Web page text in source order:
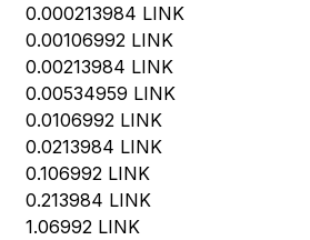
0.000213984 LINK
0.00106992 LINK
0.00213984 LINK
0.00534959 LINK
0.0106992 LINK
0.0213984 LINK
0.106992 LINK
0.213984 LINK
1.06992 LINK